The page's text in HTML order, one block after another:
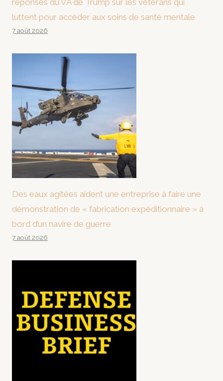
réponses du VA de Trump sur les vétérans qui
luttent pour accéder aux soins de santé mentale
7 août 2026
Des eaux agitées aident une entreprise à faire une
démonstration de « fabrication expéditionnaire » à
bord d’un navire de guerre
7 août 2026